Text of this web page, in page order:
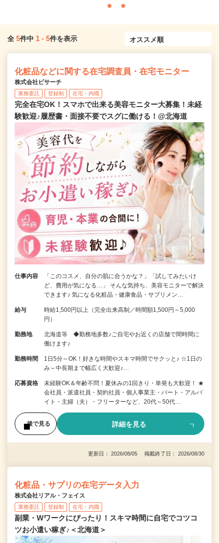
全 5件中 1 - 5件を表示
化粧品などに関する在宅調査員・在宅モニター
株式会社ビサーチ
業務委託 登録制 在宅・内職
完全在宅OK！スマホで出来る美容モニター大募集！未経
験歓迎♪履歴書・面接不要でスグに働ける！@北海道
仕事内容
「このコスメ、自分の肌に合うかな？」「試してみたいけ
ど、費用が気になる…」 そんな気持ち、美容モニターで解決
できます♪ 気になる化粧品・健康食品・サプリメン…
給与
時給1,500円以上（完全出来高制／時間額1,500円～5,000
円）
勤務地
北海道等 ◆勤務地多数♪ご自宅やお近くの店舗で間時間に
働けます♪
勤務時間
1日5分～OK！好きな時間やスキマ時間でサクッと♪ ☆1日の
み～中長期まで幅広く大歓迎♪…
応募資格
未経験OK＆年齢不問！夏休みの1回きり・単発も大歓迎！ ★
会社員・派遣社員・契約社員・個人事業主・パート・アルバ
イト・主婦（夫）・フリーターなど、20代～50代…
後で見る 詳細を見る
更新日： 2026/08/05 掲載終了日： 2026/08/30
化粧品・サプリの在宅データ入力
株式会社リアル・フェイス
業務委託 登録制 在宅・内職
副業・Wワークにぴったり！スキマ時間に自宅でコツコ
ツお小遣い稼ぎ♪＜北海道＞